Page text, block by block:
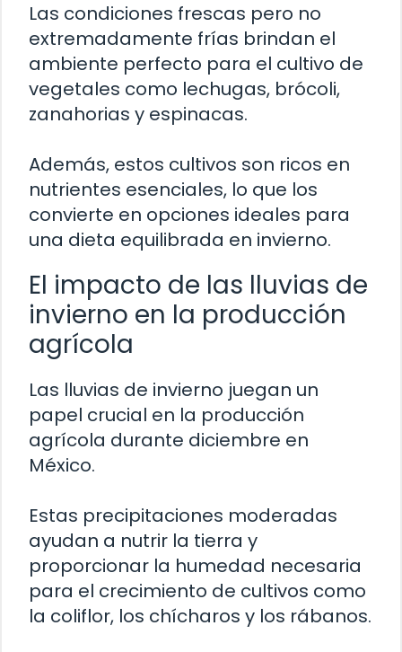
Las condiciones frescas pero no
extremadamente frías brindan el
ambiente perfecto para el cultivo de
vegetales como lechugas, brócoli,
zanahorias y espinacas.
Además, estos cultivos son ricos en
nutrientes esenciales, lo que los
convierte en opciones ideales para
una dieta equilibrada en invierno.
El impacto de las lluvias de
invierno en la producción
agrícola
Las lluvias de invierno juegan un
papel crucial en la producción
agrícola durante diciembre en
México.
Estas precipitaciones moderadas
ayudan a nutrir la tierra y
proporcionar la humedad necesaria
para el crecimiento de cultivos como
la coliflor, los chícharos y los rábanos.